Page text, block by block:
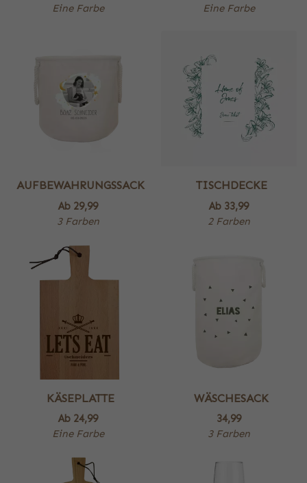
Eine Farbe
Eine Farbe
AUFBEWAHRUNGSSACK
Ab 29,99
3 Farben
TISCHDECKE
Ab 33,99
2 Farben
KÄSEPLATTE
Ab 24,99
Eine Farbe
WÄSCHESACK
34,99
3 Farben